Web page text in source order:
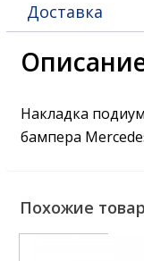
Доставка
Накладка
бампера
Похожие